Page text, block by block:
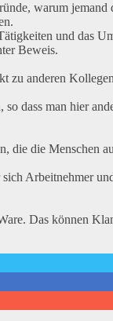
warum
und das
Beweis.
zu anderen
dass man hier
die Menschen
Arbeitnehmer
Das können